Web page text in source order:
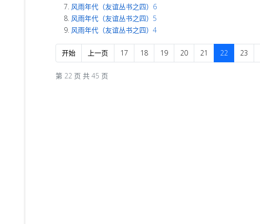
风雨年代（友谊丛书之四）6
风雨年代（友谊丛书之四）5
风雨年代（友谊丛书之四）4
开始 上一页 17 18 19 20 21 22 23
第 22 页 共 45 页